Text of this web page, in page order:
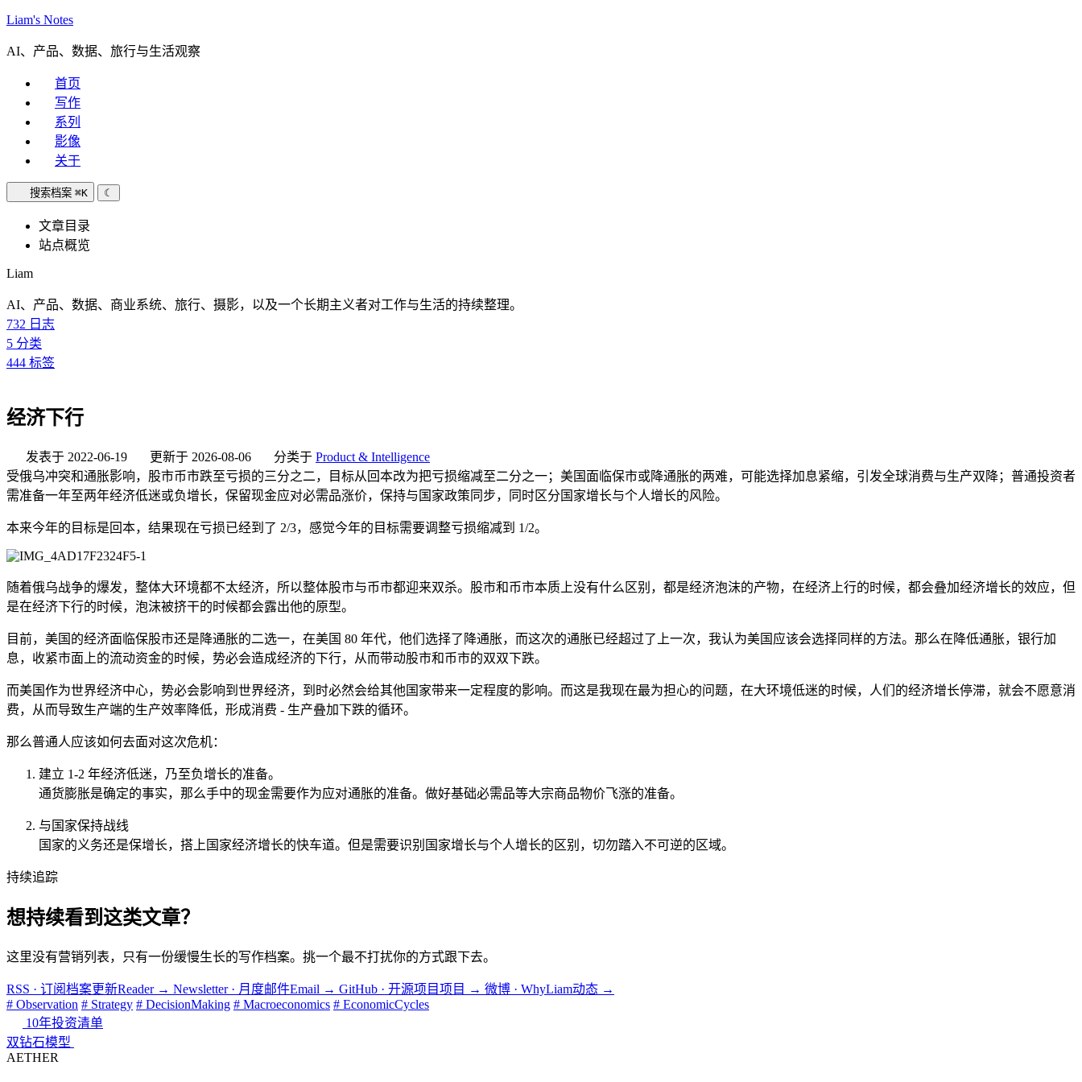
Liam's Notes
AI、产品、数据、旅行与生活观察
首页
写作
系列
影像
关于
搜索档案 ⌘K ☾
文章目录
站点概览
Liam
AI、产品、数据、商业系统、旅行、摄影，以及一个长期主义者对工作与生活的持续整理。
732 日志
5 分类
444 标签
经济下行
发表于 2022-06-19 更新于 2026-08-06 分类于 Product & Intelligence
受俄乌冲突和通胀影响，股市币市跌至亏损的三分之二，目标从回本改为把亏损缩减至二分之一；美国面临保市或降通胀的两难，可能选择加息紧缩，引发全球消费与生产双降；普通投资者
需准备一年至两年经济低迷或负增长，保留现金应对必需品涨价，保持与国家政策同步，同时区分国家增长与个人增长的风险。
本来今年的目标是回本，结果现在亏损已经到了 2/3，感觉今年的目标需要调整亏损缩减到 1/2。
随着俄乌战争的爆发，整体大环境都不太经济，所以整体股市与币市都迎来双杀。股市和币市本质上没有什么区别，都是经济泡沫的产物，在经济上行的时候，都会叠加经济增长的效应，但
是在经济下行的时候，泡沫被挤干的时候都会露出他的原型。
目前，美国的经济面临保股市还是降通胀的二选一，在美国 80 年代，他们选择了降通胀，而这次的通胀已经超过了上一次，我认为美国应该会选择同样的方法。那么在降低通胀，银行加
息，收紧市面上的流动资金的时候，势必会造成经济的下行，从而带动股市和币市的双双下跌。
而美国作为世界经济中心，势必会影响到世界经济，到时必然会给其他国家带来一定程度的影响。而这是我现在最为担心的问题，在大环境低迷的时候，人们的经济增长停滞，就会不愿意消
费，从而导致生产端的生产效率降低，形成消费 - 生产叠加下跌的循环。
那么普通人应该如何去面对这次危机：
建立 1-2 年经济低迷，乃至负增长的准备。
通货膨胀是确定的事实，那么手中的现金需要作为应对通胀的准备。做好基础必需品等大宗商品物价飞涨的准备。
与国家保持战线
国家的义务还是保增长，搭上国家经济增长的快车道。但是需要识别国家增长与个人增长的区别，切勿踏入不可逆的区域。
持续追踪
想持续看到这类文章？
这里没有营销列表，只有一份缓慢生长的写作档案。挑一个最不打扰你的方式跟下去。
RSS · 订阅档案更新Reader → Newsletter · 月度邮件Email → GitHub · 开源项目项目 → 微博 · WhyLiam动态 →
# Observation # Strategy # DecisionMaking # Macroeconomics # EconomicCycles
10年投资清单
双钻石模型
AETHER